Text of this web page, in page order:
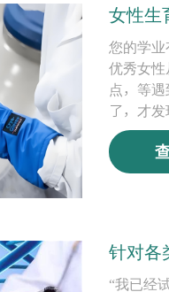
女性生
您的学业
优秀女
点，等
了，才
针对各
“我已经